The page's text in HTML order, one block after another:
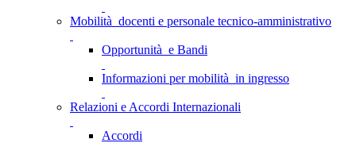
Mobilità docenti e personale tecnico-amministrativo
Opportunità e Bandi
Informazioni per mobilità in ingresso
Relazioni e Accordi Internazionali
Accordi